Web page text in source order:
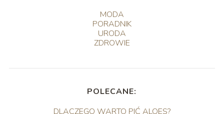
MODA
PORADNIK
URODA
ZDROWIE
POLECANE:
DLACZEGO WARTO PIĆ ALOES?